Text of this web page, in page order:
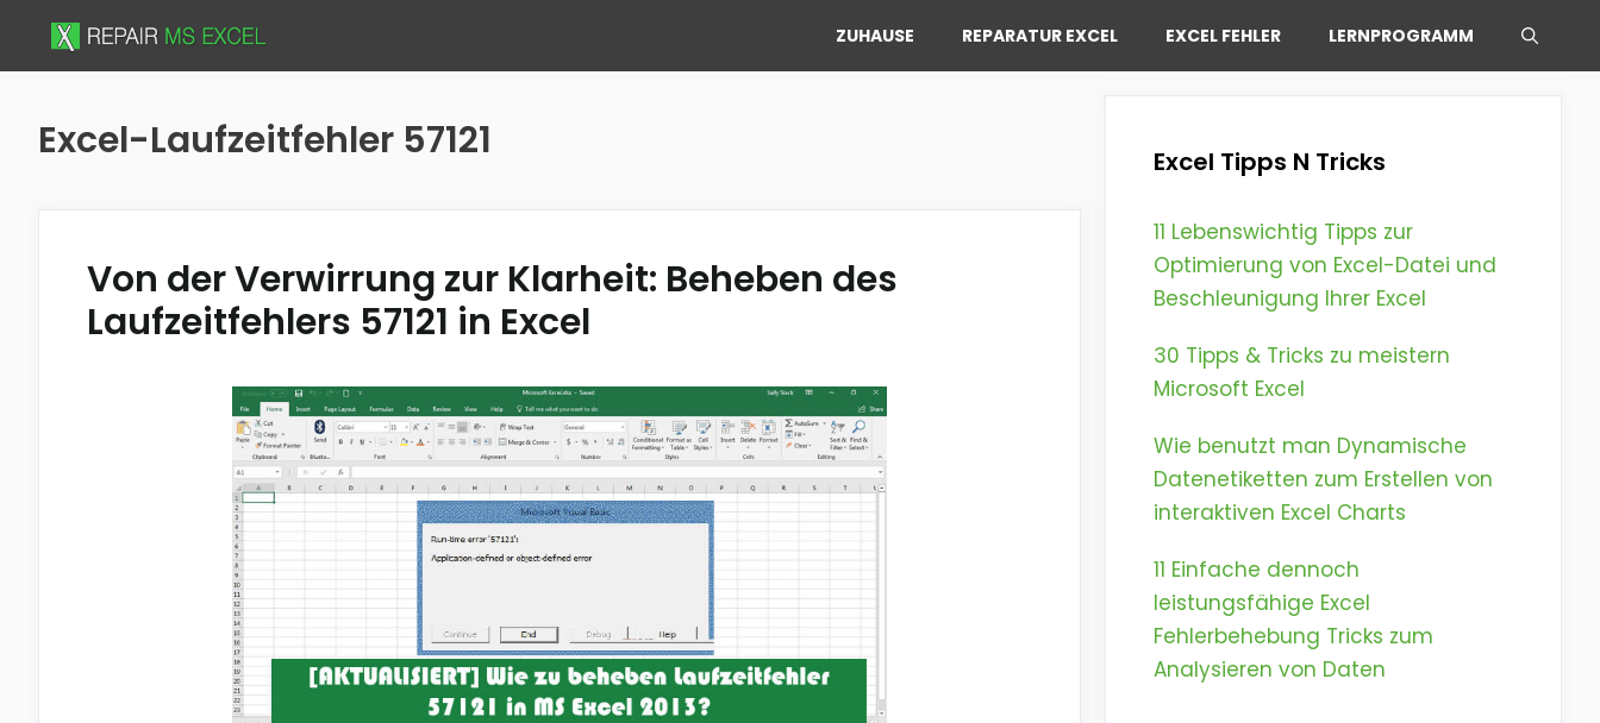
ZUHAUSE REPARATUR EXCEL EXCEL FEHLER LERNPROGRAMM
Excel-Laufzeitfehler 57121
Von der Verwirrung zur Klarheit: Beheben des
Laufzeitfehlers 57121 in Excel
Excel Tipps N Tricks
11 Lebenswichtig Tipps zur
Optimierung von Excel-Datei und
Beschleunigung Ihrer Excel
30 Tipps & Tricks zu meistern
Microsoft Excel
Wie benutzt man Dynamische
Datenetiketten zum Erstellen von
interaktiven Excel Charts
11 Einfache dennoch
leistungsfähige Excel
Fehlerbehebung Tricks zum
Analysieren von Daten